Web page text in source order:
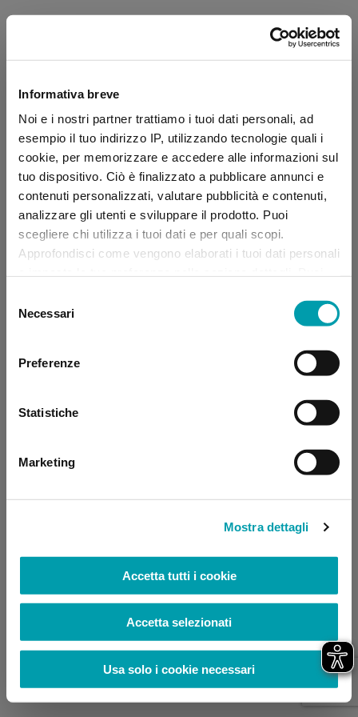
Informativa breve
Noi e i nostri partner trattiamo i tuoi dati personali, ad
esempio il tuo indirizzo IP, utilizzando tecnologie quali i
cookie, per memorizzare e accedere alle informazioni sul
tuo dispositivo. Ciò è finalizzato a pubblicare annunci e
contenuti personalizzati, valutare pubblicità e contenuti,
analizzare gli utenti e sviluppare il prodotto. Puoi
scegliere chi utilizza i tuoi dati e per quali scopi.
Approfondisci come vengono elaborati i tuoi dati personali
momento dalla Dichiarazione sui “
delNecessari
Preferenze
Statistiche
Marketing
Mostra dettagli
Accetta tutti i cookie
Accetta selezionati
Usa solo i cookie necessari
Application error: a client-side exception has occurred (see the
browser console for more information)